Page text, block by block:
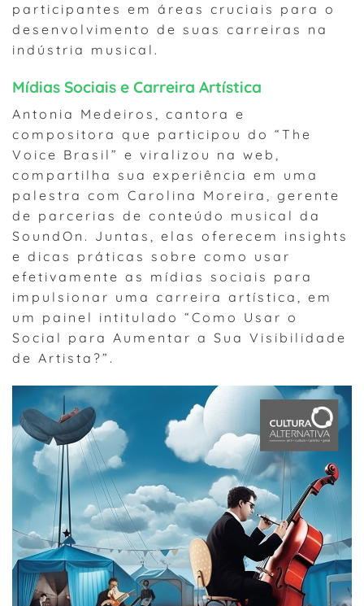
participantes em áreas cruciais para o
desenvolvimento de suas carreiras na
indústria musical.
Mídias Sociais e Carreira Artística
Antonia Medeiros, cantora e
compositora que participou do “The
Voice Brasil” e viralizou na web,
compartilha sua experiência em uma
palestra com Carolina Moreira, gerente
de parcerias de conteúdo musical da
SoundOn. Juntas, elas oferecem insights
e dicas práticas sobre como usar
efetivamente as mídias sociais para
impulsionar uma carreira artística, em
um painel intitulado “Como Usar o
Social para Aumentar a Sua Visibilidade
de Artista?”.